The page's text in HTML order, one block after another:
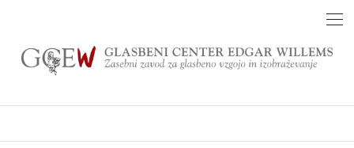
content